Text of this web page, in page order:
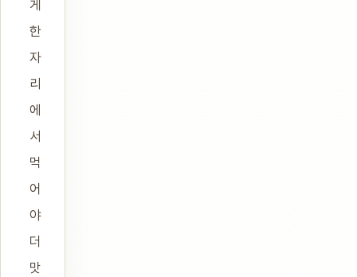
게
한
자
리
에
서
먹
어
야
더
맛